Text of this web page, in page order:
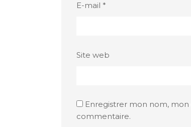
E-mail *
Site web
Enregistrer mon nom,
commentaire.